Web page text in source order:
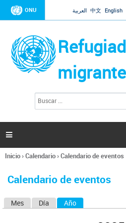
Jump to
ONU العربية 中文 English
l
s

Se
usted
Inicio›Calendario›Calendario de eventos
Calendario de eventos
Mes Día Año